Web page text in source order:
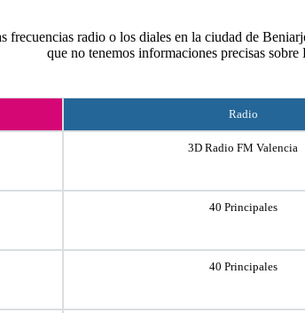
frecuencias radio o los diales en la ciudad de
que no tenemos informaciones precisas
Radio
3D Radio FM Valencia
40 Principales
40 Principales